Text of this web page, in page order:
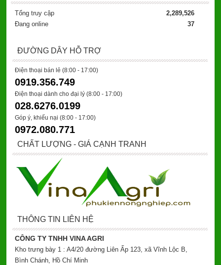
Tổng truy cập
2,289,526
Đang online
37
ĐƯỜNG DÂY HỖ TRỢ
Điện thoại bán lẻ (8:00 - 17:00)
0919.356.749
Điện thoại dành cho đại lý(8:00 - 17:00)
028.6276.0199
Góp ý, khiếu nại (8:00 - 17:00)
0972.080.771
CHẤT LƯỢNG - GIÁ CẠNH TRANH
THÔNG TIN LIÊN HỆ
CÔNG TY TNHH VINA AGRI
Kho trưng bày 1 : A4/20 đường Liên Ấp 123, xã Vĩnh Lộc B,
Bình Chánh, Hồ Chí Minh